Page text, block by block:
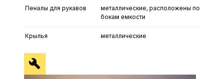
Пеналы для рукавов
Крылья
металлические, расположены по
бокам емкости
металлические